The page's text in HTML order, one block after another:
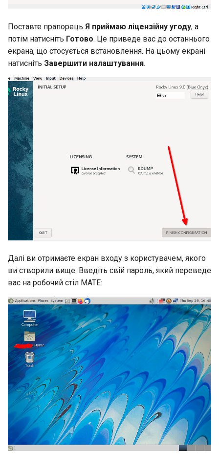
Поставте прапорець Я приймаю ліцензійну угоду, а
потім натисніть Готово. Це приведе вас до останнього
екрана, що стосується встановлення. На цьому екрані
натисніть Завершити налаштування.
Далі ви отримаєте екран входу з користувачем, якого
ви створили вище. Введіть свій пароль, який переведе
вас на робочий стіл MATE: